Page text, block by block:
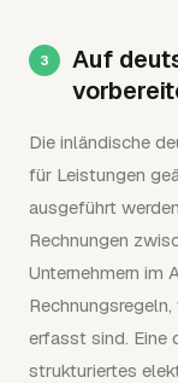
Auf
Die inländische
für Leistungen
ausgeführt
Rechnungen
Unternehmern im
erfasst sind. Eine
strukturiertes